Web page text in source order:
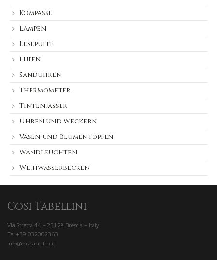
Kompasse
Lampen
Lesepulte
Lupen
Sanduhren
Thermometer
Tintenfässer
Uhren und Weckern
Vasen und Blumentöpfen
Wandleuchten
Weihwasserbecken
Cosi Tabellini
Via Stretta 44 – 25128 Brescia – Italy
Tel +39 032002363
info@cositabellini.it